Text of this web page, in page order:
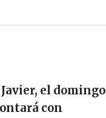
el domingo
con